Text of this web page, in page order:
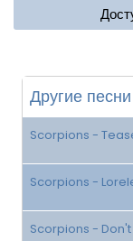
Другие песни
Scorpions -
Scorpions -
Scorpions -